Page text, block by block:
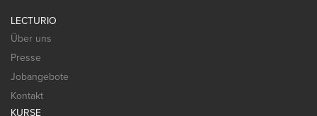
LECTURIO
Über uns
Presse
Jobangebote
Kontakt
KURSE